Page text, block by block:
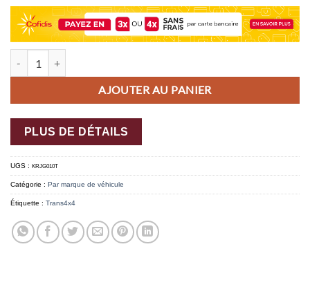
AJOUTER AU PANIER
PLUS DE DÉTAILS
UGS : KRJG010T
Catégorie : Par marque de véhicule
Étiquette : Trans4x4